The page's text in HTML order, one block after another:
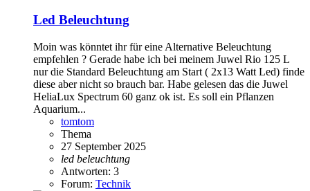
Led Beleuchtung
Moin was könntet ihr für eine Alternative Beleuchtung
empfehlen ? Gerade habe ich bei meinem Juwel Rio 125 L
nur die Standard Beleuchtung am Start ( 2x13 Watt Led) finde
diese aber nicht so brauch bar. Habe gelesen das die Juwel
HeliaLux Spectrum 60 ganz ok ist. Es soll ein Pflanzen
Aquarium...
tomtom
Thema
27 September 2025
led beleuchtung
Antworten: 3
Forum: Technik